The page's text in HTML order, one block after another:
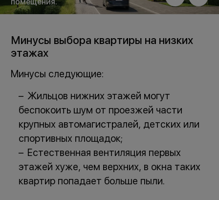
Минусы выбора квартиры на низких
этажах
Минусы следующие:
Жильцов нижних этажей могут
беспокоить шум от проезжей части
крупных автомагистралей, детских или
спортивных площадок;
Естественная вентиляция первых
этажей хуже, чем верхних, в окна таких
квартир попадает больше пыли.